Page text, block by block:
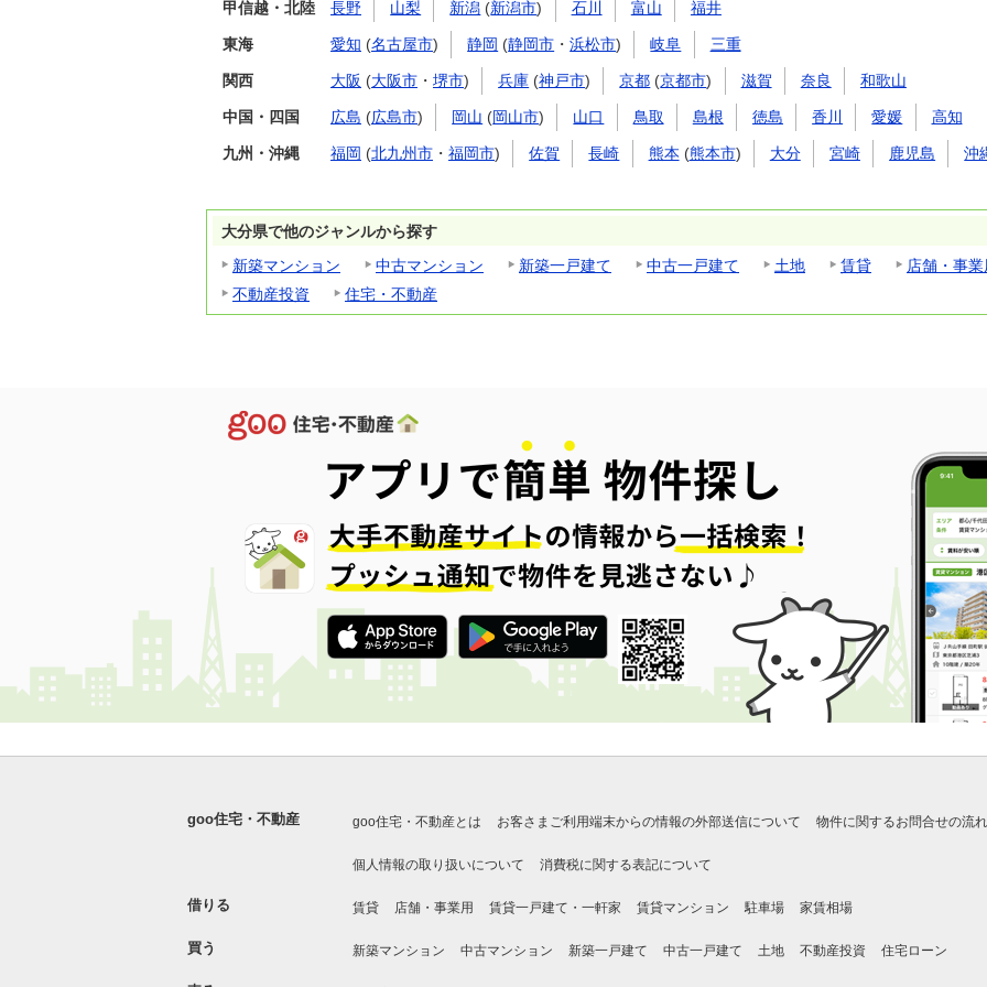
甲信越・北陸 長野 山梨 新潟 (新潟市) 石川 富山 福井
東海 愛知 (名古屋市) 静岡 (静岡市 ・浜松市) 岐阜 三重
関西 大阪 (大阪市 ・ 堺市) 兵庫 (神戸市) 京都 (京都市) 滋賀 奈良 和歌山
中国・四国 広島 (広島市) 岡山 (岡山市) 山口 鳥取 島根 徳島 香川 愛媛 高知
九州・沖縄 福岡 (北九州市 ・ 福岡市) 佐賀 長崎 熊本 (熊本市) 大分 宮崎 鹿児島 沖
大分県で他のジャンルから探す
新築マンション
中古マンション 新築一戸建て 中古一戸建て 土地 賃貸
店舗・事業
不動産投資
住宅・不動産
goo住宅・不動産 goo住宅・不動産とは お客さまご利用端末からの情報の外部送信について 物件に関するお問合せの流れ
個人情報の取り扱いについて 消費税に関する表記について
借りる 賃貸 店舗・事業用 賃貸一戸建て・一軒家 賃貸マンション 駐車場 家賃相場
買う 新築マンション 中古マンション 新築一戸建て 中古一戸建て 土地 不動産投資 住宅ローン